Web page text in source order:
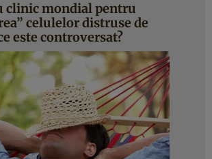
clinic mondial pentru
celulelor distruse de
este controversat?